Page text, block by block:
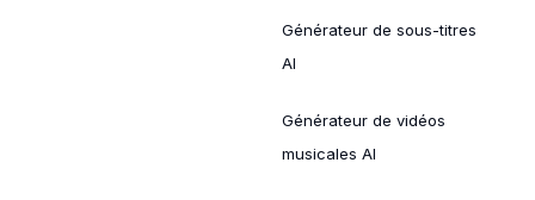
Générateur de sous-titres
AI
Générateur de vidéos
musicales AI